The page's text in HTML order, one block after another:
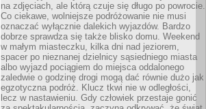
na zdjęciach, ale którą czuje się długo po powrocie.
Co ciekawe, wolniejsze podróżowanie nie musi
oznaczać wyłącznie dalekich wyjazdów. Bardzo
dobrze sprawdza się także blisko domu. Weekend
w małym miasteczku, kilka dni nad jeziorem,
spacer po nieznanej dzielnicy sąsiedniego miasta
albo wyjazd pociągiem do miejsca oddalonego
zaledwie o godzinę drogi mogą dać równie dużo jak
egzotyczna podróż. Klucz tkwi nie w odległości,
lecz w nastawieniu. Gdy człowiek przestaje gonić